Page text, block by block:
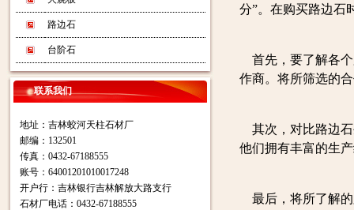
路边石
台阶石
联系我们
地址：吉林蛟河天柱石材厂
邮编：132501
传真：0432-67188555
账号：64001201010017248
开户行：吉林银行吉林解放大路支行
石材厂电话：0432-67188555
分”。在购买路边石
首先，要了解各个
作商。将所筛选的
其次，对比路边石
他们拥有丰富的生
最后，将所了解的